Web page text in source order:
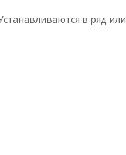
в ряд